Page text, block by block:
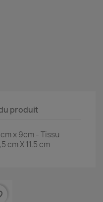
produit
x 9cm - Tissu
cm X 11.5 cm